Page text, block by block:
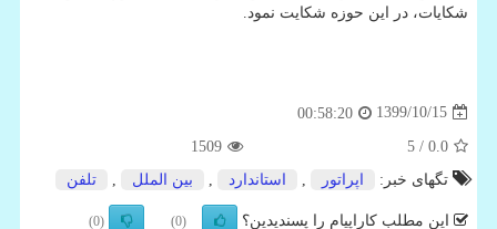
شکایات، در این حوزه شکایت نمود.
1399/10/15
00:58:20
0.0
/ 5
1509
تگهای خبر:
اپراتور استاندارد بین الملل تلفن
این مطلب کاراپیام را پسندیدین؟ (0)
(0)